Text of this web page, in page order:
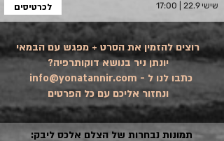
שישי 22.9 | 17:00
לכרטיסים
רוצים להזמין את הסרט + מפגש עם הבמאי
יונתן ניר בנושא דוקותרפיה?
כתבו לנו ל - info@yonatannir.com
ונחזור אליכם עם כל הפרטים
תמונות נבחרות של הצלם אלכס ליבק: